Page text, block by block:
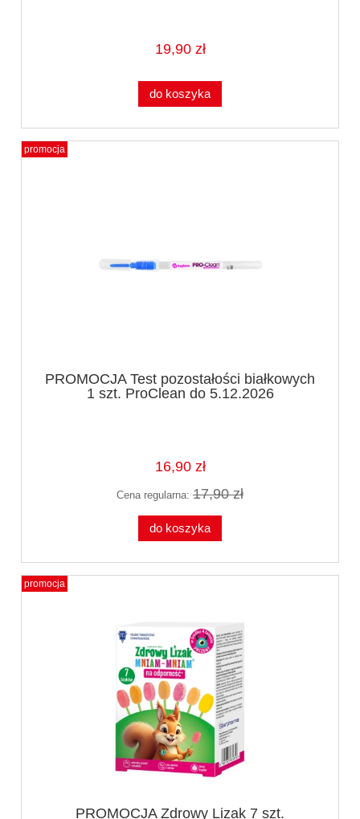
19,90 zł
do koszyka
PROMOCJA Test pozostałości białkowych
1 szt. ProClean do 5.12.2026
16,90 zł
Cena regularna: 17,90 zł
do koszyka
promocja
PROMOCJA Zdrowy Lizak 7 szt.
promocja